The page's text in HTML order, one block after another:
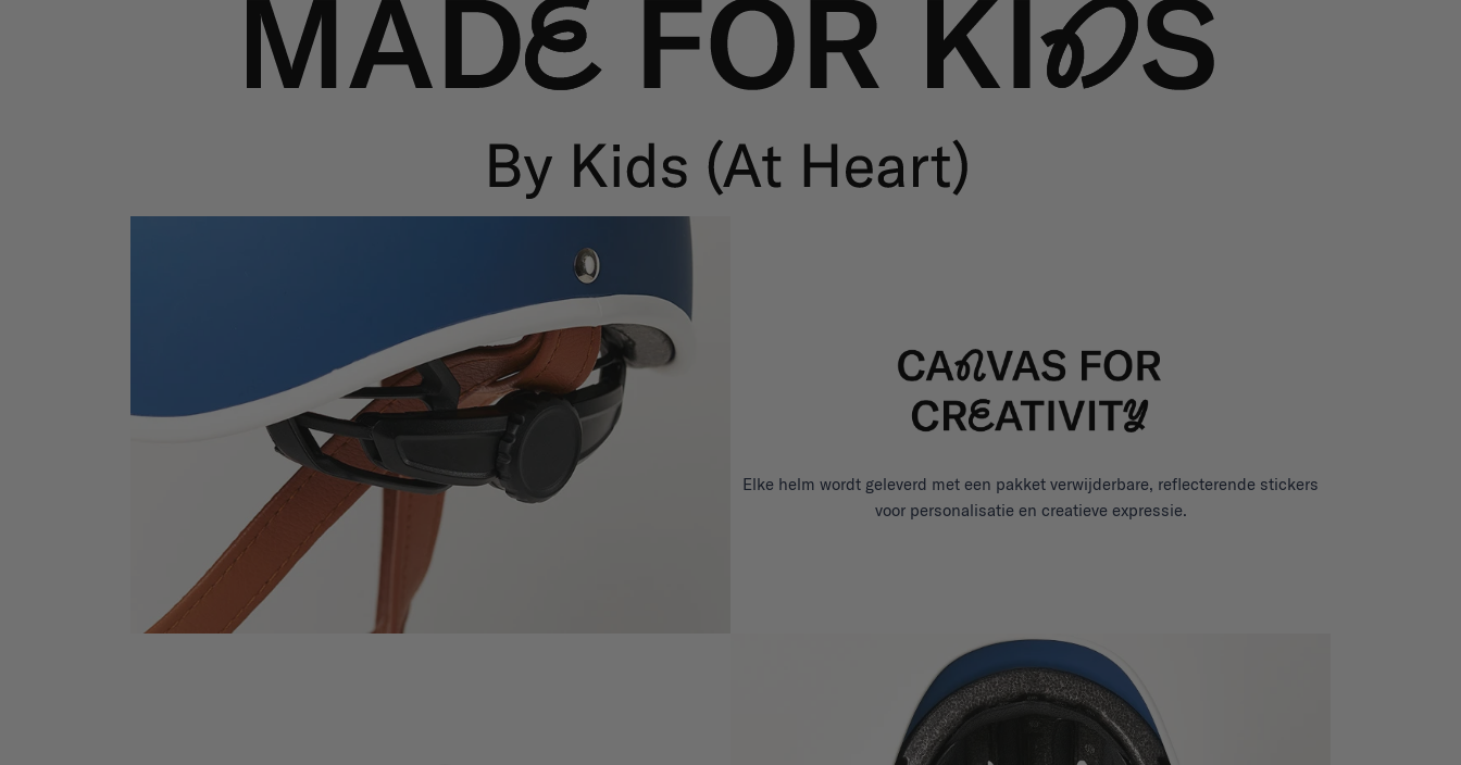
Elke helm wordt geleverd met een pakket verwijderbare, reflecterende stickers
voor personalisatie en creatieve expressie.